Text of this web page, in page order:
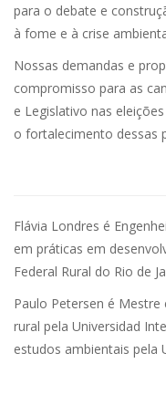
para o debate e
à fome e à crise
Nossas demandas e
compromisso para as
e Legislativo nas
o fortalecimento dessas
Flávia Londres é
em práticas em
Federal Rural do Rio de
Paulo Petersen é
rural pela Universidad
estudos ambientais pela